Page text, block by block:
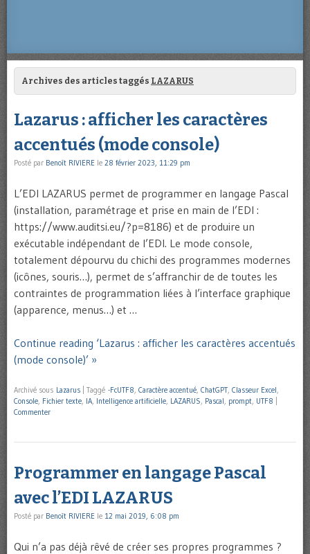
Archives des articles taggés LAZARUS
Lazarus : afficher les caractères
accentués (mode console)
Posté par Benoît RIVIERE le 28 février 2023, 11:29 pm
L’EDI LAZARUS permet de programmer en langage Pascal
(installation, paramétrage et prise en main de l’EDI :
https://www.auditsi.eu/?p=8186) et de produire un
exécutable indépendant de l’EDI. Le mode console,
totalement dépourvu du chichi des programmes modernes
(icônes, souris…), permet de s’affranchir de de toutes les
contraintes de programmation liées à l’interface graphique
(apparence, menus…) et …
Continue reading ‘Lazarus : afficher les caractères accentués
(mode console)’ »
Archivé sous Lazarus Taggé -FcUTF8, Caractère accentué, ChatGPT, Classeur Excel,
Console, Fichier texte, IA, Intelligence artificielle, LAZARUS, Pascal, prompt, UTF8
Commenter
Programmer en langage Pascal
avec l’EDI LAZARUS
Posté par Benoît RIVIERE le 12 mai 2019, 6:08 pm
Qui n’a pas déjà rêvé de créer ses propres programmes ?